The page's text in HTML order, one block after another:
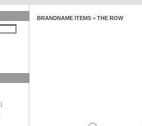
BRANDNAME ITEMS >THE ROW